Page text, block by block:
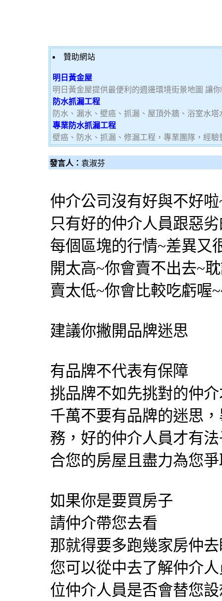
贊助網站
明日黃金屋
明日黃金屋提供最便利的週邊環境街景地圖 讓
防水抓漏工程
防水、漏水、壁癌、抓漏、屋頂外牆、浴室水
專業防水抓漏工程
壁癌、防水、抓漏、修漏工程，專業團隊，經
發言人： 袁淑芬
仲介公司沒有好與不好啦
只有好的仲介人員跟惡
每個區塊的行情~差異又
開太高~你會賣不出去~
賣太低~你會比較吃虧喔
建議你撇開品牌迷思
有品牌不代表有保障
挑品牌不如先挑對的仲
千萬不要有品牌的迷思
務，好的仲介人員才有
合您的房屋且盡力為您
如果你是要買房子
請仲介帶您去看
那就得要多跑幾家房仲
您可以從中去了解仲介
位仲介人員是否會替您